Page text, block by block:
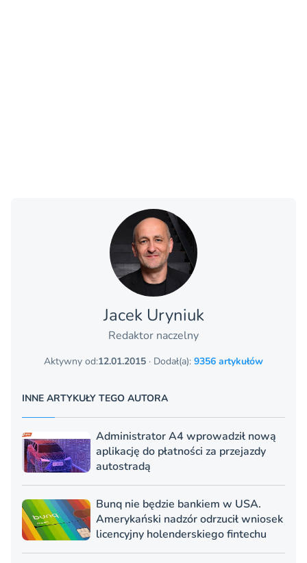
Jacek Uryniuk
Redaktor naczelny
Aktywny od:12.01.2015 · Dodał(a): 9356 artykułów
INNE ARTYKUŁY TEGO AUTORA
Administrator A4 wprowadził nową
aplikację do płatności za przejazdy
autostradą
Bunq nie będzie bankiem w USA.
Amerykański nadzór odrzucił wniosek
licencyjny holenderskiego fintechu